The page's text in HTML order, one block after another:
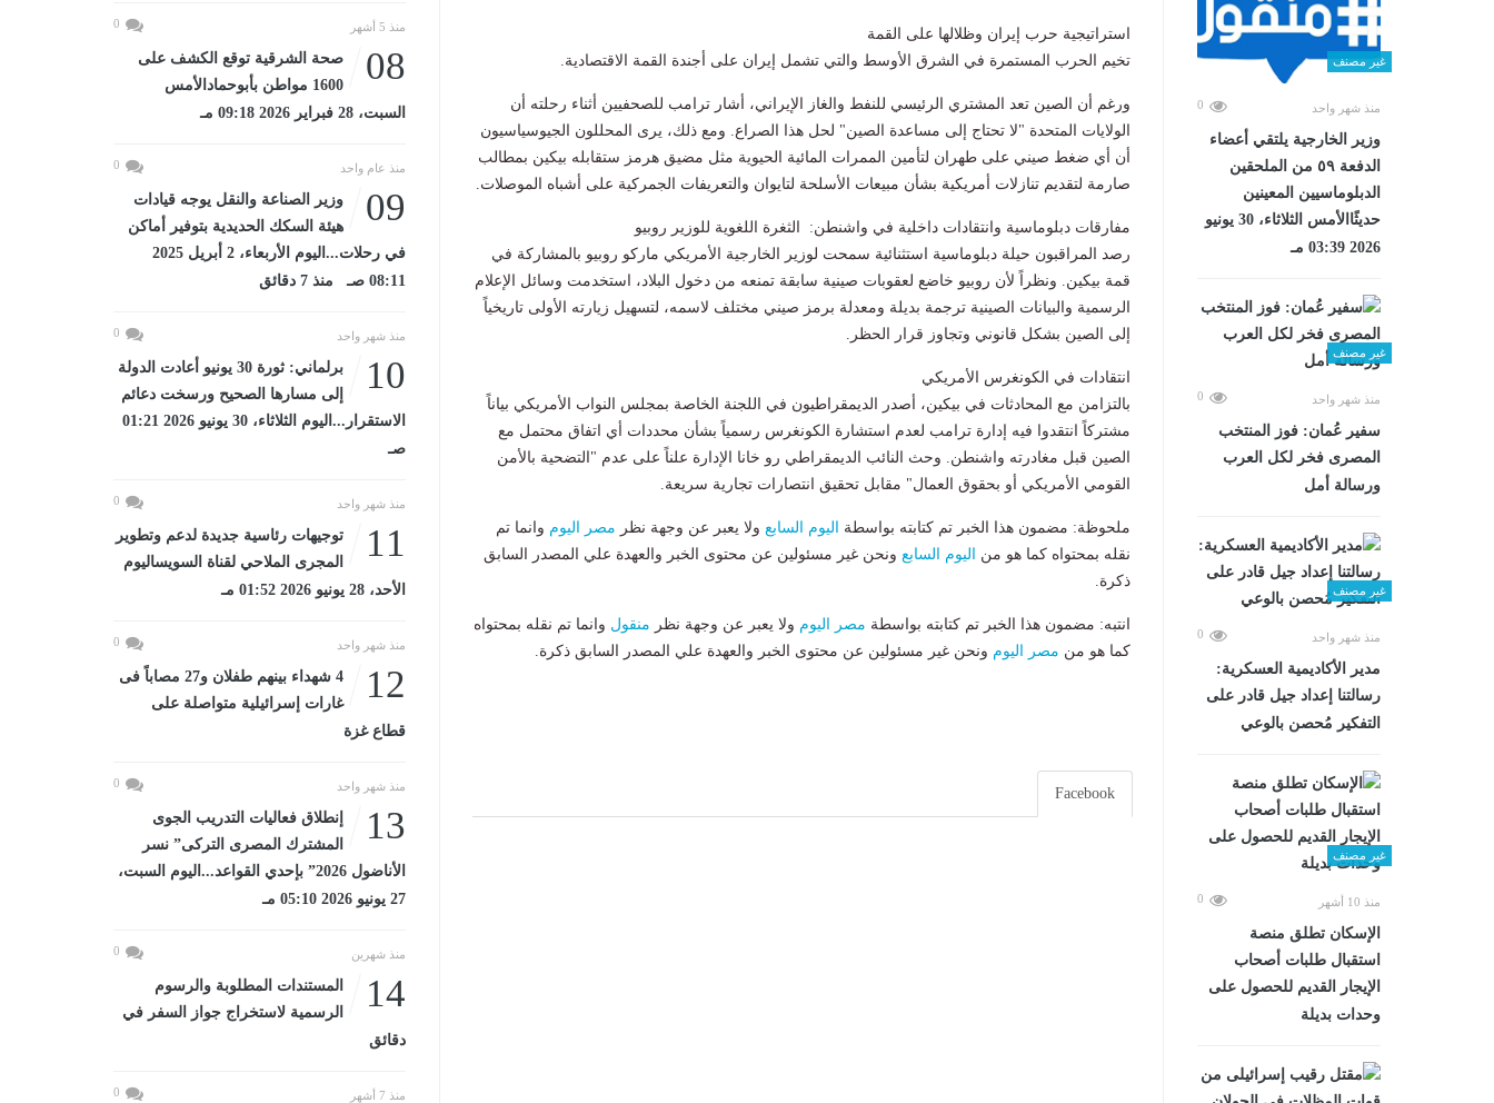
غير مصنف
منذ شهر واحد 0
وزير الخارجية يلتقي أعضاء
الدفعة ٥٩ من الملحقين
الدبلوماسيين المعينين
حديثًاالأمس الثلاثاء، 30 يونيو
2026 03:39 مـ
غير مصنف
منذ شهر واحد 0
سفير عُمان: فوز المنتخب
المصرى فخر لكل العرب
ورسالة أمل
غير مصنف
منذ شهر واحد 0
مدير الأكاديمية العسكرية:
رسالتنا إعداد جيل قادر على
التفكير مُحصن بالوعي
غير مصنف
منذ 10 أشهر 0
الإسكان تطلق منصة
استقبال طلبات أصحاب
الإيجار القديم للحصول على
وحدات بديلة
استراتيجية حرب إيران وظلالها على القمة
تخيم الحرب المستمرة في الشرق الأوسط والتي تشمل إيران على أجندة القمة الاقتصادية.
ورغم أن الصين تعد المشتري الرئيسي للنفط والغاز الإيراني، أشار ترامب للصحفيين أثناء رحلته أن
الولايات المتحدة "لا تحتاج إلى مساعدة الصين" لحل هذا الصراع. ومع ذلك، يرى المحللون الجيوسياسيون
أن أي ضغط صيني على طهران لتأمين الممرات المائية الحيوية مثل مضيق هرمز ستقابله بيكين بمطالب
صارمة لتقديم تنازلات أمريكية بشأن مبيعات الأسلحة لتايوان والتعريفات الجمركية على أشباه الموصلات.
مفارقات دبلوماسية وانتقادات داخلية في واشنطن:
الثغرة اللغوية للوزير روبيو
رصد المراقبون حيلة دبلوماسية استثنائية سمحت لوزير الخارجية الأمريكي ماركو روبيو بالمشاركة في
قمة بيكين. ونظراً لأن روبيو خاضع لعقوبات صينية سابقة تمنعه من دخول البلاد، استخدمت وسائل الإعلام
الرسمية والبيانات الصينية ترجمة بديلة ومعدلة برمز صيني مختلف لاسمه، لتسهيل زيارته الأولى تاريخياً
إلى الصين بشكل قانوني وتجاوز قرار الحظر.
انتقادات في الكونغرس الأمريكي
بالتزامن مع المحادثات في بيكين، أصدر الديمقراطيون في اللجنة الخاصة بمجلس النواب الأمريكي بياناً
مشتركاً انتقدوا فيه إدارة ترامب لعدم استشارة الكونغرس رسمياً بشأن محددات أي اتفاق محتمل مع
الصين قبل مغادرته واشنطن. وحث النائب الديمقراطي رو خانا الإدارة علناً على عدم "التضحية بالأمن
القومي الأمريكي أو بحقوق العمال" مقابل تحقيق انتصارات تجارية سريعة.
ملحوظة: مضمون هذا الخبر تم كتابته بواسطة اليوم السابع ولا يعبر عن وجهة نظر مصر اليوم وانما تم
نقله بمحتواه كما هو من
اليوم السابع ونحن غير مسئولين عن محتوى الخبر والعهدة علي المصدر السابق
ذكرة.
انتبه: مضمون هذا الخبر تم كتابته بواسطة مصر اليوم ولا يعبر عن وجهة نظر منقول وانما تم نقله بمحتواه
كما هو من مصر اليوم ونحن غير مسئولين عن محتوى الخبر والعهدة علي المصدر السابق ذكرة.
Facebook
منذ 5 أشهر 0
08
صحة الشرقية توقع الكشف على
1600 مواطن بأبوحمادالأمس
السبت، 28 فبراير 2026 09:18 مـ
منذ عام واحد 0
09
وزير الصناعة والنقل يوجه قيادات
هيئة السكك الحديدية بتوفير أماكن
في رحلات...اليوم الأربعاء، 2 أبريل 2025
08:11 صـ منذ 7 دقائق
منذ شهر واحد 0
10
برلماني: ثورة 30 يونيو أعادت الدولة
إلى مسارها الصحيح ورسخت دعائم
الاستقرار...اليوم الثلاثاء، 30 يونيو 2026 01:21
صـ
منذ شهر واحد 0
11
توجيهات رئاسية جديدة لدعم وتطوير
المجرى الملاحي لقناة السويساليوم
الأحد، 28 يونيو 2026 01:52 مـ
منذ شهر واحد 0
12
4 شهداء بينهم طفلان و27 مصاباً فى
غارات إسرائيلية متواصلة على
قطاع غزة
منذ شهر واحد 0
13
إنطلاق فعاليات التدريب الجوى
المشترك المصرى التركى” نسر
الأناضول 2026” بإحدي القواعد...اليوم السبت،
27 يونيو 2026 05:10 مـ
منذ شهرين 0
14
المستندات المطلوبة والرسوم
الرسمية لاستخراج جواز السفر في
دقائق
منذ 7 أشهر 0